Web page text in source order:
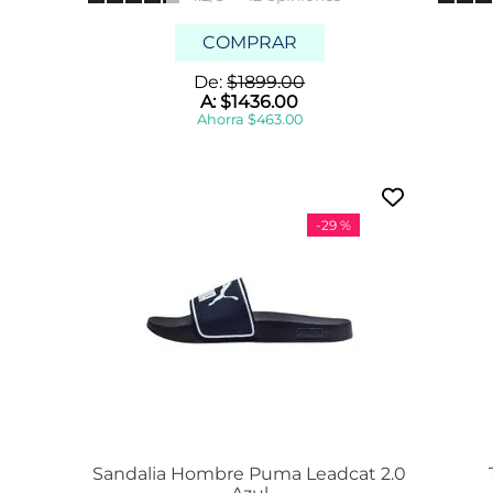
r
COMPRAR
De:$1899.00
A:$1436.00
Ahorra $463.00
-29 %
Sandalia Hombre Puma Leadcat 2.0